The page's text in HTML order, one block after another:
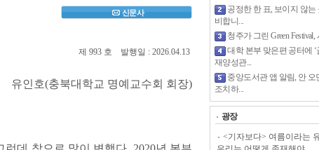
신문사
제 993 호 발행일 : 2026.04.13
유인호(충북대학교 명예교수회 회장)
공정한 한 표, 보이지 않는
비합니...
청주가 그린 Green Festival,
대학 본부 맞은편 공터에
재양성관...
중앙도서관 앱 알림, 안 오
조치하...
광장
<기자보다> 여름이라는